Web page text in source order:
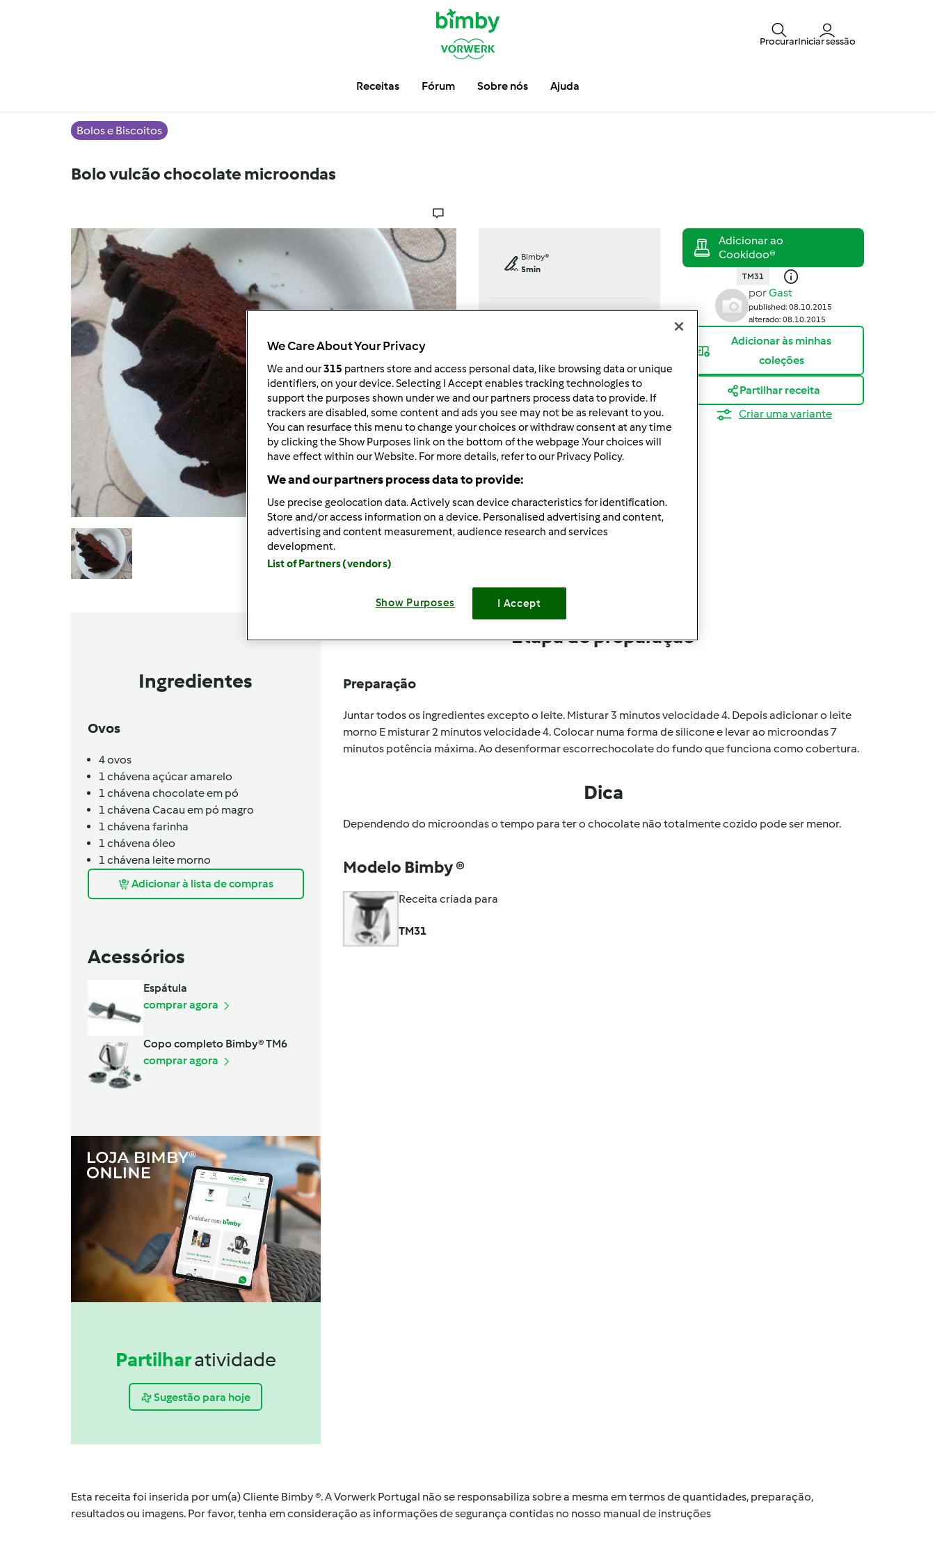
ProcurarIniciar sessão
Receitas Fórum Sobre nós Ajuda
Bolos e Biscoitos
Bolo vulcão chocolate microondas
Bimby®
5min
dose/s
8dose/s
Fácil
TM31
porGast
published: 08.10.2015
alterado: 08.10.2015
Adicionar às minhas
coleções
Partilhar receita
Criar uma variante
Ingredientes
Ovos
4ovos
1 chávena açúcar amarelo
1 chávena chocolate em pó
1 chávena Cacau em pó magro
1 chávena farinha
1 chávena óleo
1 chávena leite morno
Adicionar à lista de compras
Acessórios
Espátula
comprar agora
Copo completo Bimby® TM6
comprar agora
Partilharatividade
Sugestão para hoje
Etapa de preparação
Preparação
Juntar todos os ingredientes excepto o leite. Misturar 3 minutos velocidade 4. Depois adicionar o leite
morno E misturar 2 minutos velocidade 4. Colocar numa forma de silicone e levar ao microondas 7
minutos potência máxima. Ao desenformar escorrechocolate do fundo que funciona como cobertura.
Dica
Dependendo do microondas o tempo para ter o chocolate não totalmente cozido pode ser menor.
Modelo Bimby ®
Receita criada para
TM31
Esta receita foi inserida por um(a) Cliente Bimby ®. A Vorwerk Portugal não se responsabiliza sobre a mesma em termos de quantidades, preparação,
resultados ou imagens. Por favor, tenha em consideração as informações de segurança contidas no nosso manual de instruções
We Care About Your Privacy
We and our315 partners store and access personal data, like browsing data or unique
identifiers, on your device. Selecting I Accept enables tracking technologies to
support the purposes shown under we and our partners process data to provide. If
trackers are disabled, some content and ads you see may not be as relevant to you.
You can resurface this menu to change your choices or withdraw consent at any time
by clicking the Show Purposes link on the bottom of the webpage .Your choices will
have effect within our Website. For more details, refer to our Privacy Policy.
We and our partners process data to provide:
Use precise geolocation data. Actively scan device characteristics for identification.
Store and/or access information on a device. Personalised advertising and content,
advertising and content measurement, audience research and services
development.
List of Partners (vendors)
Show Purposes I Accept